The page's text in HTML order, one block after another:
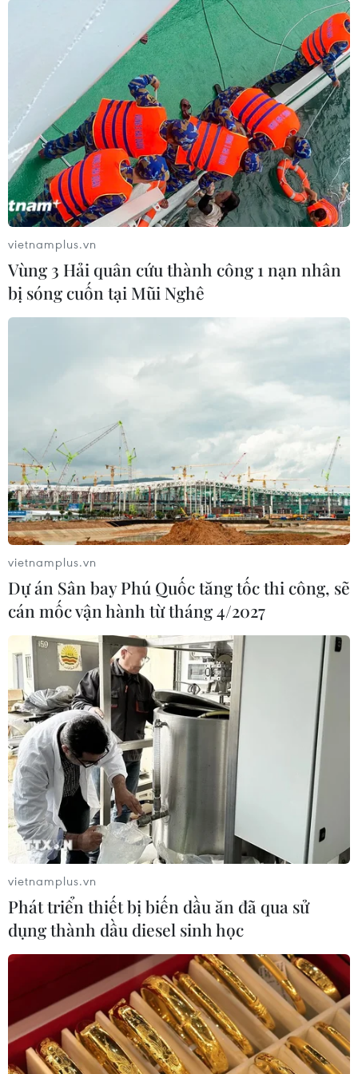
JPMorgan Chase dự báo kinh tế Mỹ đứng
trước rủi ro lớn vào cuối năm
Ông Jamie Dimon, CEO JPMorgan Chase nhận định
kinh tế Mỹ sẽ tiếp tục tăng trưởng ít nhất là trong quý 2
và quý 3 năm nay, nhờ người tiêu dùng và các doanh
nghiệp dồi dào tiền mặt và trả nợ đúng hạn.
Kinh tế Mỹ ghi nhận số liệu xuất khẩu kém
khả quan trong 2 năm qua
14/04/2022 23:22
Số liệu vận chuyển container năm 2020 và 2021 của Mỹ
cho biết hai hãng vận tải của Trung Quốc đã vận
chuyển container rỗng nhiều hơn container hàng xuất ra
khỏi cảng Los Angeles và cảng Long Beach.
vietnamplus.vn
Vùng 3 Hải quân cứu thành công 1 nạn nhân
bị sóng cuốn tại Mũi Nghê
vietnamplus.vn
Dự án Sân bay Phú Quốc tăng tốc thi công, sẽ
cán mốc vận hành từ tháng 4/2027
vietnamplus.vn
Phát triển thiết bị biến dầu ăn đã qua sử
dụng thành dầu diesel sinh học